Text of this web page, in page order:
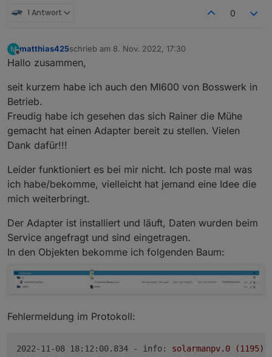
solarmanpv.0 2022-11-08
solarmanpv.0 2022-11-08
solarmanpv.0 2022-11-08
solarmanpv.0 2022-11-08
solarmanpv.0 2022-11-08
solarmanpv.0 2022-11-08
solarmanpv.0 2022-11-08
1 Antwort 0
M
Offline
matthias425schrieb am 8. Nov. 2022, 17:30
zuletzt editiert von
Hallo zusammen,
seit kurzem habe ich auch den MI600 von Bosswerk in
Betrieb.
Freudig habe ich gesehen das sich Rainer die Mühe
gemacht hat einen Adapter bereit zu stellen. Vielen
Dank dafür!!!
Leider funktioniert es bei mir nicht. Ich poste mal was
ich habe/bekomme, vielleicht hat jemand eine Idee die
mich weiterbringt.
Der Adapter ist installiert und läuft, Daten wurden beim
Service angefragt und sind eingetragen.
In den Objekten bekomme ich folgenden Baum:
Fehlermeldung im Protokoll:
2022-11-08 18:12:00.834 - info: solarmanpv.0 (1195)